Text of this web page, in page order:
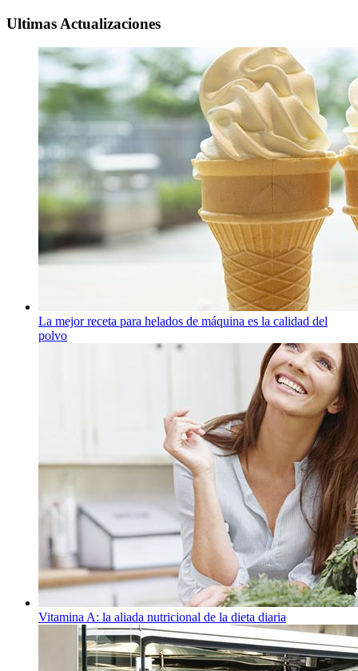
Ultimas Actualizaciones
La mejor receta para helados de máquina es la calidad del
polvo
Vitamina A: la aliada nutricional de la dieta diaria